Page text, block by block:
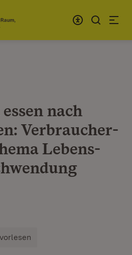
nach
Verbraucher­
Lebens­